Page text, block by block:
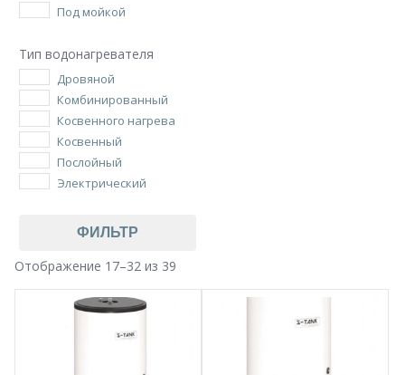
Под мойкой
Тип водонагревателя
Дровяной
Комбинированный
Косвенного нагрева
Косвенный
Послойный
Электрический
ФИЛЬТР
Отображение 17–32 из 39